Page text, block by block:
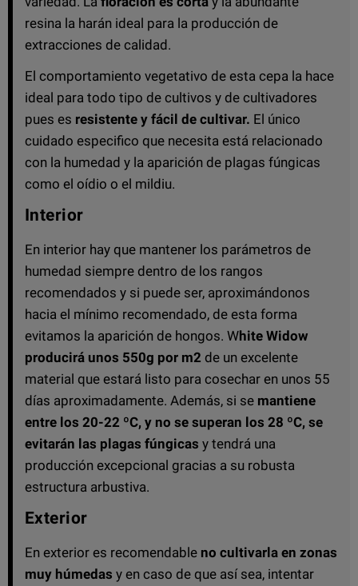
resina la harán ideal para la producción de
extracciones de calidad.
El comportamiento vegetativo de esta cepa la hace
ideal para todo tipo de cultivos y de cultivadores
pues es resistente y fácil de cultivar. El único
cuidado especifico que necesita está relacionado
con la humedad y la aparición de plagas fúngicas
como el oídio o el mildiu.
Interior
En interior hay que mantener los parámetros de
humedad siempre dentro de los rangos
recomendados y si puede ser, aproximándonos
hacia el mínimo recomendado, de esta forma
evitamos la aparición de hongos. White Widow
producirá unos 550g por m2 de un excelente
material que estará listo para cosechar en unos 55
días aproximadamente. Además, si se mantiene
entre los 20-22 ºC, y no se superan los 28 ºC, se
evitarán las plagas fúngicas y tendrá una
producción excepcional gracias a su robusta
estructura arbustiva.
Exterior
En exterior es recomendable no cultivarla en zonas
muy húmedas y en caso de que así sea, intentar